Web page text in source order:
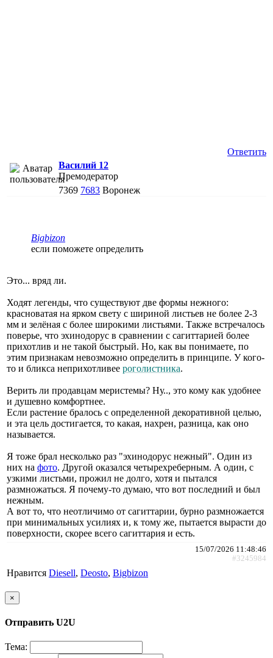
Ответить
Василий 12
Премодератор
7369 7683 Воронеж
Bigbizon
если поможете определить
Это... вряд ли.
Ходят легенды, что существуют две формы нежного:
красноватая на ярком свету с шириной листьев не более 2-3
мм и зелёная с более широкими листьями. Также встречалось
поверье, что эхинодорус в сравнении с сагиттарией более
прихотлив и не такой быстрый. Но, как вы понимаете, по
этим признакам невозможно определить в принципе. У кого-
то и бликса неприхотливее роголистника.
Верить ли продавцам меристемы? Ну.., это кому как удобнее
и душевно комфортнее.
Если растение бралось с определенной декоративной целью,
и эта цель достигается, то какая, нахрен, разница, как оно
называется.
Я тоже брал несколько раз "эхинодорус нежный". Один из
них на фото. Другой оказался четырехреберным. А один, с
узкими листьми, прожил не долго, хотя и пытался
размножаться. Я почему-то думаю, что вот последний и был
нежным.
А вот то, что неотличимо от сагиттарии, бурно размножается
при минимальных усилиях и, к тому же, пытается вырасти до
поверхности, скорее всего сагиттария и есть.
15/07/2026 11:48:46
#3245984
Нравится Diesell, Deosto, Bigbizon
×
Отправить U2U
Тема: